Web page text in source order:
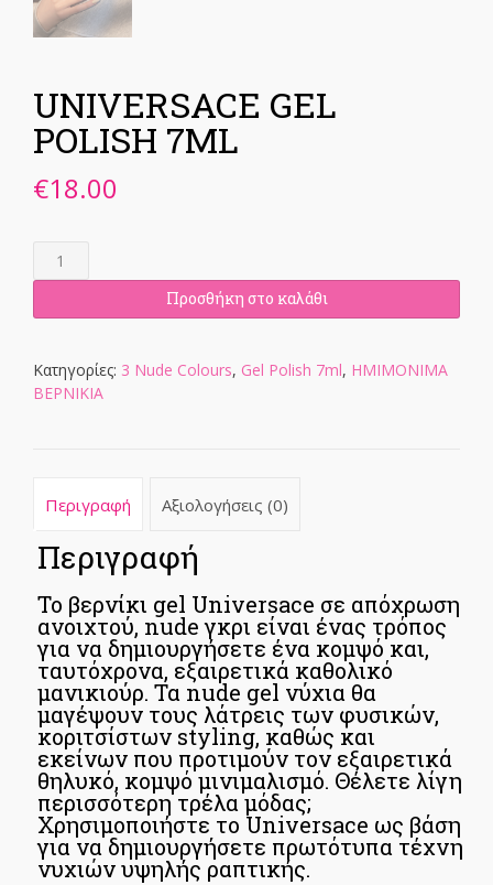
UNIVERSACE GEL
POLISH 7ML
€18.00
UNIVERSACE
GEL
7ML
Προσθήκη στο καλάθι
Κατηγορίες: 3 Nude Colours, Gel Polish 7ml, ΗΜΙΜΟΝΙΜΑ
ΒΕΡΝΙΚΙΑ
Περιγραφή Αξιολογήσεις (0)
Περιγραφή
Το βερνίκι gel Universace σε απόχρωση
ανοιχτού, nude γκρι είναι ένας τρόπος
για να δημιουργήσετε ένα κομψό και,
ταυτόχρονα, εξαιρετικά καθολικό
μανικιούρ. Τα nude gel νύχια θα
μαγέψουν τους λάτρεις των φυσικών,
κοριτσίστων styling, καθώς και
εκείνων που προτιμούν τον εξαιρετικά
θηλυκό, κομψό μινιμαλισμό. Θέλετε λίγη
περισσότερη τρέλα μόδας;
Χρησιμοποιήστε το Universace ως βάση
για να δημιουργήσετε πρωτότυπα τέχνη
νυχιών υψηλής ραπτικής.